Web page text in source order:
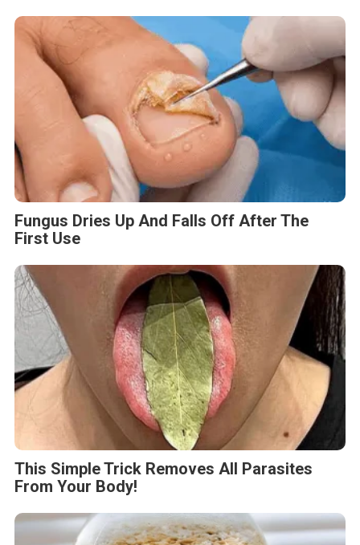
Fungus Dries Up And Falls Off After The
First Use
This Simple Trick Removes All Parasites
From Your Body!